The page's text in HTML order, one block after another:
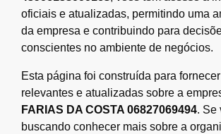
oficiais e atualizadas, permitindo uma
da empresa e contribuindo para
conscientes no ambiente de negócios.
Esta página foi construída para
relevantes e atualizadas sobre a
FARIAS DA COSTA 06827069494. Se
buscando conhecer mais sobre a